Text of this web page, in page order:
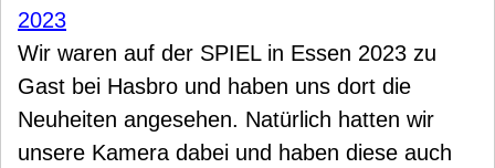
2023
Wir waren auf der SPIEL in Essen 2023 zu
Gast bei Hasbro und haben uns dort die
Neuheiten angesehen. Natürlich hatten wir
unsere Kamera dabei und haben diese auch